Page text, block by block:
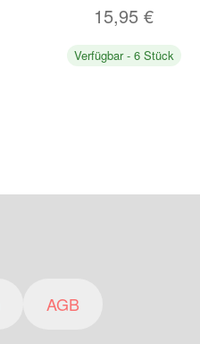
15,95€
Verfügbar - 6 Stück
AGB